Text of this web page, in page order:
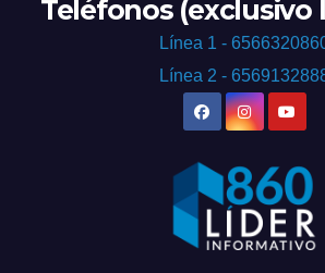
Teléfonos (exclusivo
Línea 1 -
Línea 2 -